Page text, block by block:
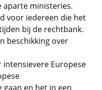
aparte ministeries.
voor iedereen die het
bij de rechtbank.
beschikking over
Europese
en het in een